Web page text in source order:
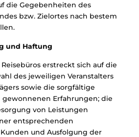
die Gegebenheiten des
bzw. Zielortes nach bestem
und Haftung
erstreckt sich auf die
des jeweiligen Veranstalters
sowie die sorgfältige
Erfahrungen; die
von Leistungen
entsprechenden
und Ausfolgung der